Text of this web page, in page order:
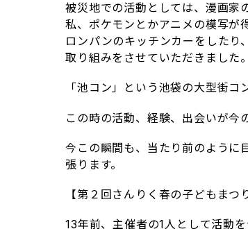
被災地での活動としては、漫画家
私、ポケモンとかアニメの模写が
ロンパンのキッチンカーをしたり
取り組みをさせていただきました。
「池コン」という池袋の大型街
この時の活動、経験、出会いが今
今この瞬間も、当たり前のように
張ります。
【第２回さんりく春の子どもまつ
13年前、主催者の1人として活動